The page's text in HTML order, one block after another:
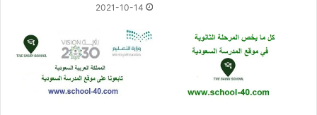
2021-10-14